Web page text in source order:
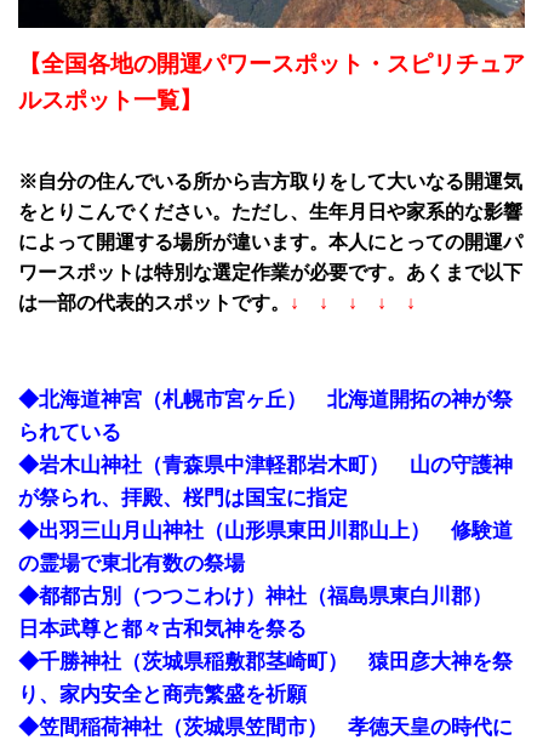
【全国各地の開運パワースポット・スピリチュア
ルスポット一覧】
※自分の住んでいる所から吉方取りをして大いなる開運気
をとりこんでください。ただし、生年月日や家系的な影響
によって開運する場所が違います。本人にとっての開運パ
ワースポットは特別な選定作業が必要です。あくまで以下
は一部の代表的スポットです。
↓ ↓ ↓ ↓ ↓
◆北海道神宮（札幌市宮ヶ丘） 北海道開拓の神が祭
られている
◆岩木山神社（青森県中津軽郡岩木町） 山の守護神
が祭られ、拝殿、桜門は国宝に指定
◆出羽三山月山神社（山形県東田川郡山上） 修験道
の霊場で東北有数の祭場
◆都都古別（つつこわけ）神社（福島県東白川郡）
日本武尊と都々古和気神を祭る
◆千勝神社（茨城県稲敷郡茎崎町） 猿田彦大神を祭
り、家内安全と商売繁盛を祈願
◆笠間稲荷神社（茨城県笠間市） 孝徳天皇の時代に